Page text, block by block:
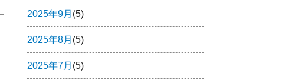
2025年9月 (5)
2025年8月 (5)
2025年7月 (5)